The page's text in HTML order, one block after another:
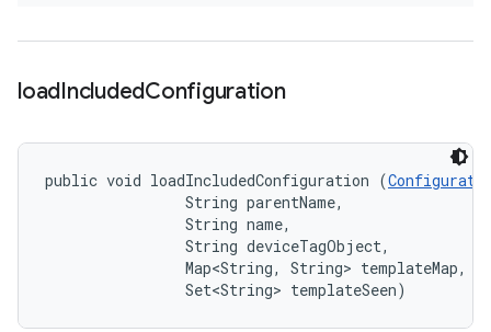
loadIncludedConfiguration
public void loadIncludedConfiguration (
                String parentName,
                String name,
                String deviceTagObject,
                Map<String, String> templateMap,
                Set<String> templateSeen)